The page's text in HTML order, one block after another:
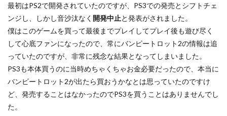
最初はPS2で開発されていたのですが、PS3での発売とシフトチェ
ンジし、しかし音沙汰なく 開発中止と発表がされました。
僕はこのゲームを買って最後までプレイしてプレイ後も遊び尽く
して心底ファンになったので、常にバンピートロット2の情報は追
っていたのですが、非常に残念な結果となってしまいました。
PS3も本体買うのに当時めちゃくちゃお金必要だったので、本当に
バンピートロット2が出たら買おうかなとは思っていたのですけ
ど、発売することはなかったのでPS3を買うことはありませんでし
た。